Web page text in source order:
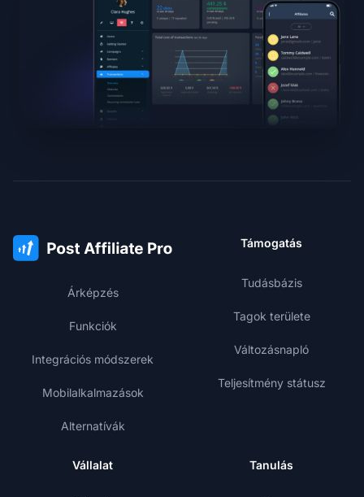
Árképzés
Funkciók
Integrációs módszerek
Mobilalkalmazások
Alternatívák
Támogatás
Tudásbázis
Tagok területe
Változásnapló
Teljesítmény státusz
Vállalat Tanulás